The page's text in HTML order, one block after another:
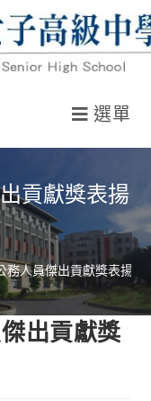
選單
貢獻獎表揚
務人員傑出貢獻獎表揚大
出貢獻獎